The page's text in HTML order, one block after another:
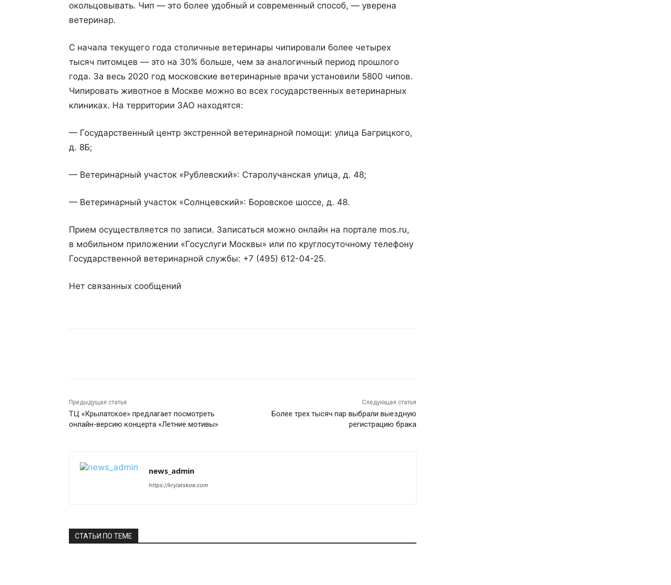
окольцовывать. Чип — это более удобный и современный способ, — уверена
ветеринар.
С начала текущего года столичные ветеринары чипировали более четырех
тысяч питомцев — это на 30% больше, чем за аналогичный период прошлого
года. За весь 2020 год московские ветеринарные врачи установили 5800 чипов.
Чипировать животное в Москве можно во всех государственных ветеринарных
клиниках. На территории ЗАО находятся:
— Государственный центр экстренной ветеринарной помощи: улица Багрицкого,
д. 8Б;
— Ветеринарный участок «Рублевский»: Старолучанская улица, д. 48;
— Ветеринарный участок «Солнцевский»: Боровское шоссе, д. 48.
Прием осуществляется по записи. Записаться можно онлайн на портале mos.ru,
в мобильном приложении «Госуслуги Москвы» или по круглосуточному телефону
Государственной ветеринарной службы: +7 (495) 612-04-25.
Нет связанных сообщений
Предыдущая статья
ТЦ «Крылатское» предлагает посмотреть
онлайн-версию концерта «Летние мотивы»
Следующая статья
Более трех тысяч пар выбрали выездную
регистрацию брака
news_admin
https://krylatskoe.com
СТАТЬИ ПО ТЕМЕ